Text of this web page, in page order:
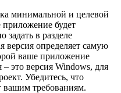
минимальной и целевой
будет
задать в разделе
версия определяет самую
ваше приложение
– это версия Windows, для
Убедитесь, что
вашим требованиям.